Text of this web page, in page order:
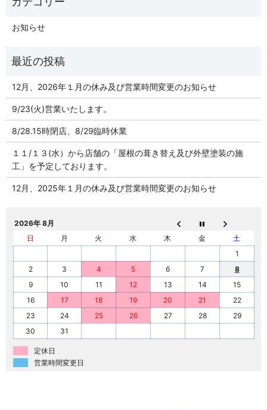
お知らせ
12月、2026年１月の休み及び営業時間変更のお知らせ
9/23(火)営業いたします。
8/28.15時閉店、8/29臨時休業
１１/１３(水）から店舗の「屋根の葺き替え及び外壁塗装の施
工」を予定しております。
12月、2025年１月の休み及び営業時間変更のお知らせ
2026年 8月
日
月 火 水 木 金
土
1
2
3 4 5 6 7
8
9
10 11 12 13 14
15
16
17 18 19 20 21
22
23
24 25 26 27 28
29
30
31
定休日
営業時間変更日